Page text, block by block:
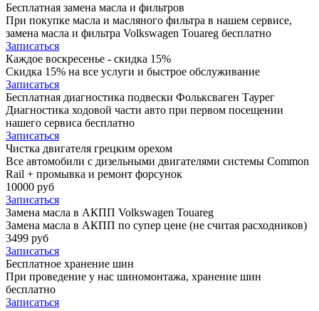
Бесплатная замена масла и фильтров
При покупке масла и масляного фильтра в нашем сервисе,
замена масла и фильтра Volkswagen Touareg бесплатно
Записаться
Каждое воскресенье - скидка 15%
Скидка 15% на все услуги и быстрое обслуживание
Записаться
Бесплатная диагностика подвески Фольксваген Таурег
Диагностика ходовой части авто при первом посещении
нашего сервиса бесплатно
Записаться
Чистка двигателя грецким орехом
Все автомобили c дизельными двигателями системы Common
Rail + промывка и ремонт форсунок
10000 руб
Записаться
Замена масла в АКПП Volkswagen Touareg
Замена масла в АКПП по супер цене (не считая расходников)
3499 руб
Записаться
Бесплатное хранение шин
При проведение у нас шиномонтажа, хранение шин
бесплатно
Записаться